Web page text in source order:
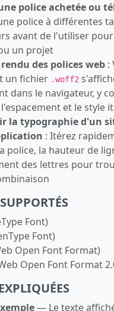
police achetée ou
police à différentes
avant de l'utiliser
un projet
des polices web :
un fichier .woff2
dans le navigateur, y
et le style
la typographie d'un
: Itérez
police, la hauteur de
des lettres pour
Font)
Font)
Open Font Format)
Open Font Format
— Le texte